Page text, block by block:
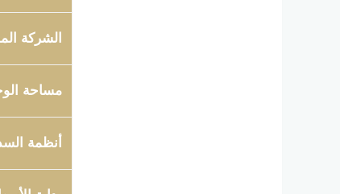
الشركة
مساحة
أنظمة